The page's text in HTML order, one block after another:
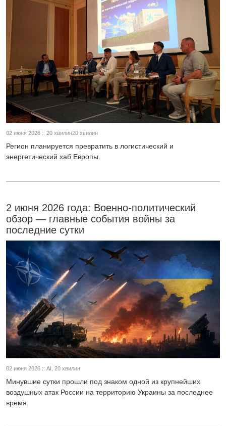
02 июня 2026 :: 20 хвилин20 хвилин
Регион планируется превратить в логистический и
энергетический хаб Европы.
2 июня 2026 года: Военно-политический
обзор — главные события войны за
последние сутки
02 июня 2026 :: AI, 20 хвилин
Минувшие сутки прошли под знаком одной из крупнейших
воздушных атак России на территорию Украины за последнее
время.